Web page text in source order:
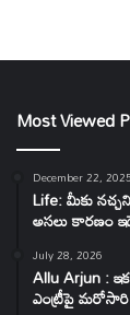
Most Viewed
December 22, 2025
Life: మీకు
అసలు కారణం
July 28, 2026
Allu Arjun :
ఎంట్రీపై మరోసారి